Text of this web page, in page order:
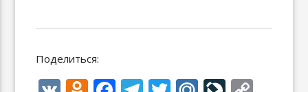
Поделиться: